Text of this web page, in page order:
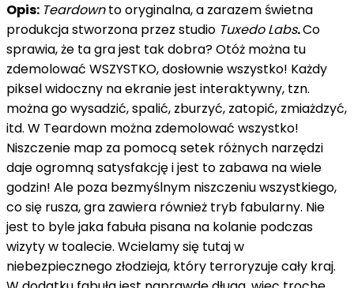
Opis: Teardownto oryginalna, a zarazem świetna
produkcja stworzona przez studio Tuxedo Labs.Co
sprawia, że ta gra jest tak dobra? Otóż można tu
zdemolować WSZYSTKO, dosłownie wszystko! Każdy
piksel widoczny na ekranie jest interaktywny, tzn.
można go wysadzić, spalić, zburzyć, zatopić, zmiażdzyć,
itd. W Teardown można zdemolować wszystko!
Niszczenie map za pomocą setek różnych narzędzi
daje ogromną satysfakcję i jest to zabawa na wiele
godzin! Ale poza bezmyślnym niszczeniu wszystkiego,
co się rusza, gra zawiera również tryb fabularny. Nie
jest to byle jaka fabuła pisana na kolanie podczas
wizyty w toalecie. Wcielamy się tutaj w
niebezpiecznego złodzieja, który terroryzuje cały kraj.